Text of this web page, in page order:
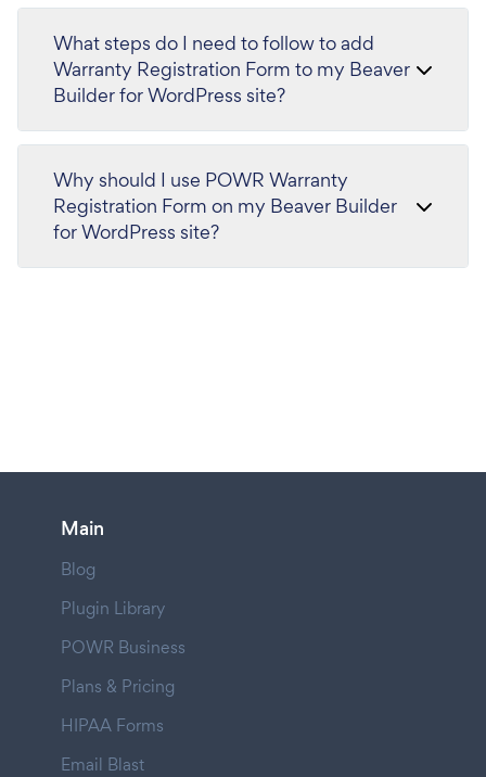
What steps do I need to follow to add
Warranty Registration Form to my Beaver
Builder for WordPress site?
Why should I use POWR Warranty
Registration Form on my Beaver Builder
for WordPress site?
Main
Blog
Plugin Library
POWR Business
Plans & Pricing
HIPAA Forms
Email Blast